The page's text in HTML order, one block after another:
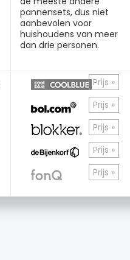
pannensets, dus niet
aanbevolen voor
huishoudens van meer
dan drie personen.
Prijs »
Prijs »
Prijs »
Prijs »
Prijs »